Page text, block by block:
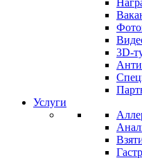
3D-
Услуги